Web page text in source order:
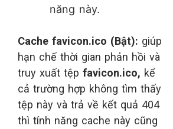
năng này.
Cache favicon.ico (Bật): giúp
hạn chế thời gian phản hồi và
truy xuất tệp favicon.ico, kể
cả trường hợp không tìm thấy
tệp này và trả về kết quả 404
thì tính năng cache này cũng